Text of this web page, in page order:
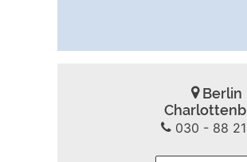
Berlin
030 - 88